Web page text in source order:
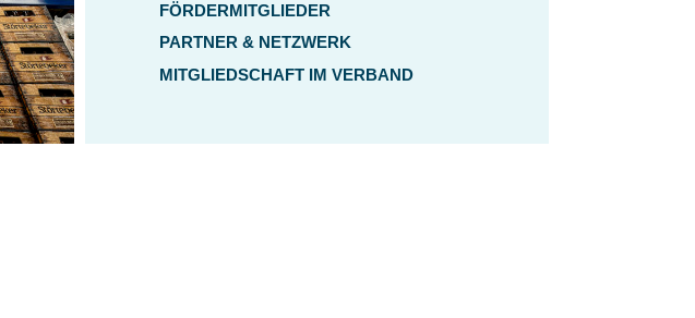
FÖRDERMITGLIEDER
PARTNER & NETZWERK
MITGLIEDSCHAFT IM VERBAND